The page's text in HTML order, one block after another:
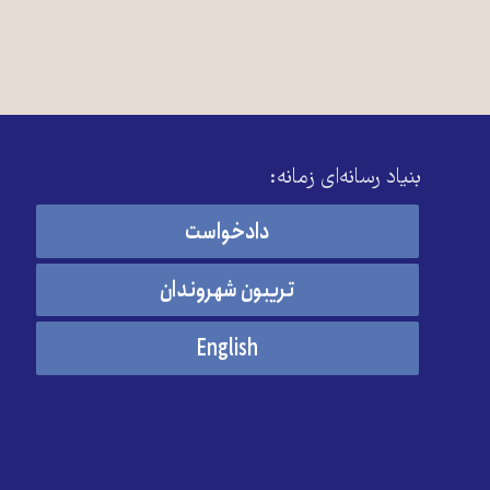
بنیاد رسانه‌ای زمانه:
دادخواست
تریبون شهروندان
English